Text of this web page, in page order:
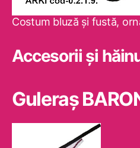
Costum bluză şi fustă,
Accesorii și
Guleraş